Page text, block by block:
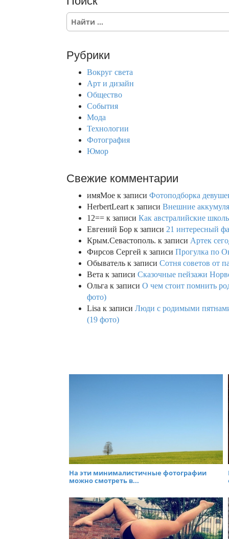
S
c
Рубрики
Вокруг света
Арт и дизайн
Общество
События
Мода
Технологии
Фотография
Юмор
Свежие комментарии
имяМое к записи Фотоподборка
HerbertLeart к записи Внешние
12== к записи Как австралийские
Евгений Бор к записи 21 интересный
Крым.Севастополь. к записи Артек
Фирсов Сергей к записи Прогулка по
Обыватель к записи Сотня советов от
Вета к записи Сказочные пейзажи
Ольга к записи О чем стоит помнить
фото)
Lisa к записи Люди с родимыми
(19 фото)
На эти минималистичные фотографии
можно смотреть в...